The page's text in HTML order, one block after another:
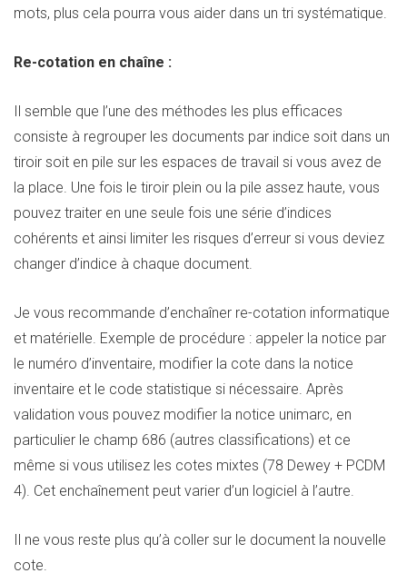
mots, plus cela pourra vous aider dans un tri systématique.
Re-cotation en chaîne :
Il semble que l’une des méthodes les plus efficaces
consiste à regrouper les documents par indice soit dans un
tiroir soit en pile sur les espaces de travail si vous avez de
la place. Une fois le tiroir plein ou la pile assez haute, vous
pouvez traiter en une seule fois une série d’indices
cohérents et ainsi limiter les risques d’erreur si vous deviez
changer d’indice à chaque document.
Je vous recommande d’enchaîner re-cotation informatique
et matérielle. Exemple de procédure : appeler la notice par
le numéro d’inventaire, modifier la cote dans la notice
inventaire et le code statistique si nécessaire. Après
validation vous pouvez modifier la notice unimarc, en
particulier le champ 686 (autres classifications) et ce
même si vous utilisez les cotes mixtes (78 Dewey + PCDM
4). Cet enchaînement peut varier d’un logiciel à l’autre.
Il ne vous reste plus qu’à coller sur le document la nouvelle
cote.